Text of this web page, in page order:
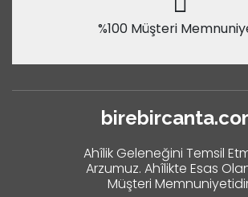
%100 Müşteri
Ahîlik Geleneğini Temsil
Arzumuz. Ahîlikte Esas
Müşteri